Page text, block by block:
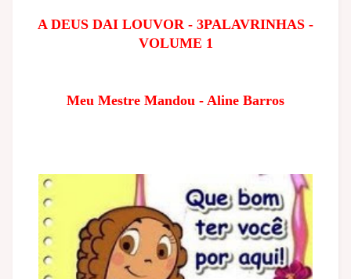
A DEUS DAI LOUVOR - 3PALAVRINHAS -
VOLUME 1
Meu Mestre Mandou - Aline Barros